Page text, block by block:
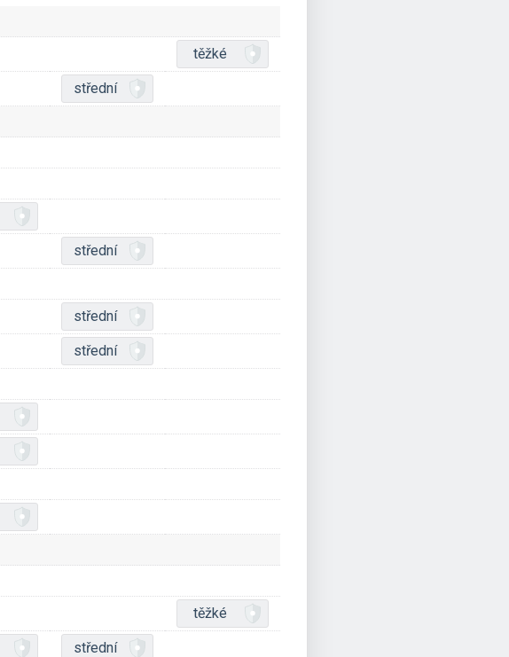
těžké
střední
střední
střední
střední
těžké
střední